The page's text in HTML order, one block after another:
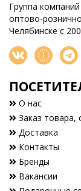
Группа
оптово-
Челябинске с
О нас
Заказ товара,
Доставка
Контакты
Бренды
Вакансии